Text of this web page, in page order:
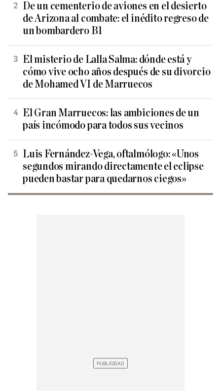
De un cementerio de aviones en el desierto
de Arizona al combate: el inédito regreso de
un bombardero B1
El misterio de Lalla Salma: dónde está y
cómo vive ocho años después de su divorcio
de Mohamed VI de Marruecos
El Gran Marruecos: las ambiciones de un
país incómodo para todos sus vecinos
Luis Fernández-Vega, oftalmólogo: «Unos
segundos mirando directamente el eclipse
pueden bastar para quedarnos ciegos»